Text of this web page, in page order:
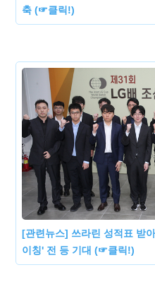
축 (☞클릭!)
[관련뉴스] 쓰라린 성적표 받
이칭' 전 등 기대 (☞클릭!)